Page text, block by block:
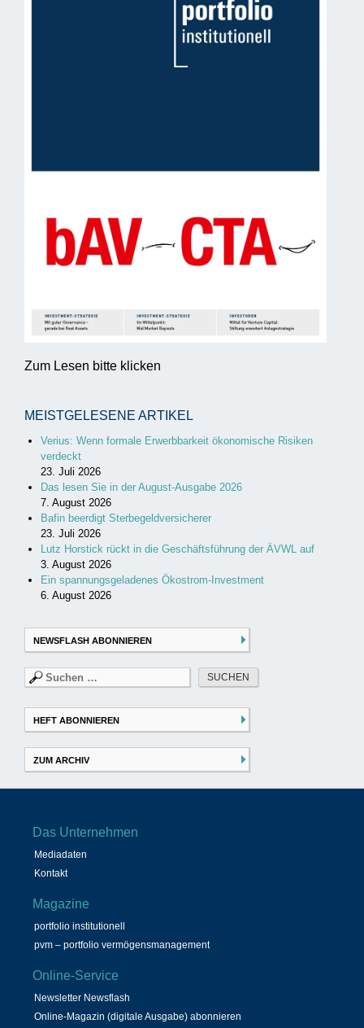
Zum Lesen bitte klicken
MEISTGELESENE ARTIKEL
Verius: Wenn formale Erwerbbarkeit ökonomische Risiken
verdeckt
23. Juli 2026
Das lesen Sie in der August-Ausgabe 2026
7. August 2026
Bafin beerdigt Sterbegeldversicherer
23. Juli 2026
Lutz Horstick rückt in die Geschäftsführung der ÄVWL auf
3. August 2026
Ein spannungsgeladenes Ökostrom-Investment
6. August 2026
NEWSFLASH ABONNIEREN
Suchen
nach:
HEFT ABONNIEREN
ZUM ARCHIV
Das Unternehmen
Mediadaten
Kontakt
Magazine
portfolio institutionell
pvm – portfolio vermögensmanagement
Online-Service
Newsletter Newsflash
Online-Magazin (digitale Ausgabe) abonnieren